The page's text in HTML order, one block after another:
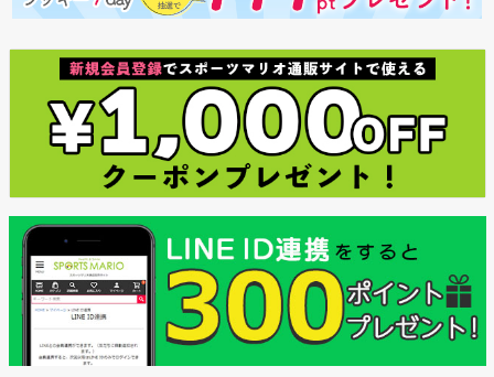
ップ